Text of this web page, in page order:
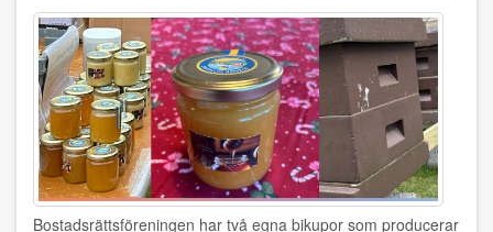
Bostadsrättsföreningen har två egna bikupor som producerar